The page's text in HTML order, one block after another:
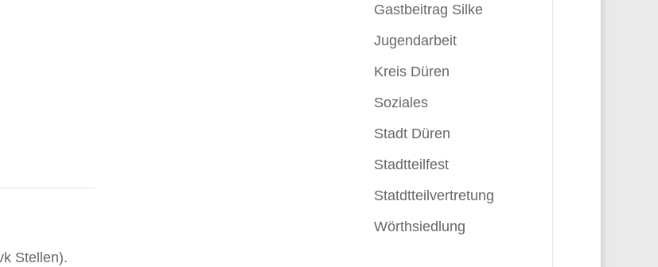
Stellen).
Gastbeitrag Silke
Jugendarbeit
Kreis Düren
Soziales
Stadt Düren
Stadtteilfest
Statdtteilvertretung
Wörthsiedlung